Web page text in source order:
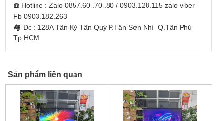
☎️ Hotline : Zalo 0857.60 .70 .80 / 0903.128.115 zalo viber
Fb 0903.182.263
🏘 Đc : 128A Tân Kỳ Tân Quý P.Tân Sơn Nhì Q.Tân Phú
Tp.HCM
Sản phẩm liên quan